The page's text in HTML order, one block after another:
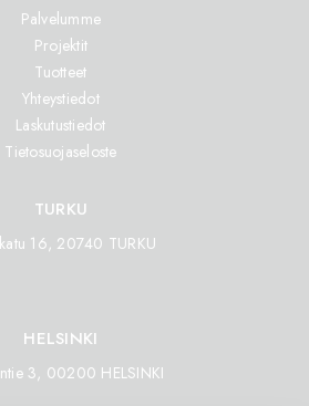
Palvelumme
Projektit
Tuotteet
Yhteystiedot
Laskutustiedot
Tietosuojaseloste
TURKU
16, 20740 TURKU
HELSINKI
3, 00200 HELSINKI